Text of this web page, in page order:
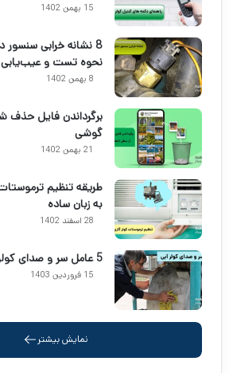
15 بهمن 1402
8 نشانه خرابی
نحوه تست و عیب‌یابی
8 بهمن 1402
برگرداندن فایل حذف
گوشی
21 بهمن 1402
طریقه تنظیم
به زبان ساده
28 اسفند 1402
5 عامل سر و صدای کولر آبی + راه حل رفع
15 فروردین 1403
نمایش بیشتر